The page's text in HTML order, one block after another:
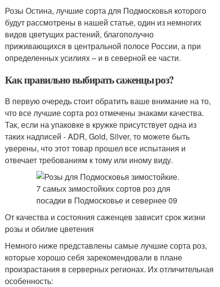
Розы Остина, лучшие сорта для Подмосковья которого
будут рассмотрены в нашей статье, один из немногих
видов цветущих растений, благополучно
приживающихся в центральной полосе России, а при
определенных усилиях – и в северной ее части.
Как правильно выбирать саженцы роз?
В первую очередь стоит обратить ваше внимание на то,
что все лучшие сорта роз отмечены знаками качества.
Так, если на упаковке в кружке присутствует одна из
таких надписей - ADR, Gold, Silver, то можете быть
уверены, что этот товар прошел все испытания и
отвечает требованиям к тому или иному виду.
От качества и состояния саженцев зависит срок жизни
розы и обилие цветения
Немного ниже представлены самые лучшие сорта роз,
которые хорошо себя зарекомендовали в плане
произрастания в серверных регионах. Их отличительная
особенность: